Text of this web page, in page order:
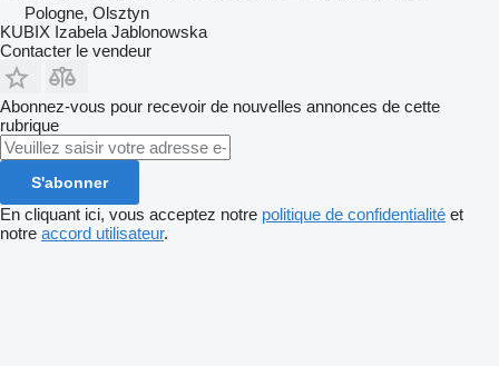
Pologne, Olsztyn
KUBIX Izabela Jablonowska
Contacter le vendeur
Abonnez-vous pour recevoir de nouvelles annonces de cette
rubrique
S'abonner
En cliquant ici, vous acceptez notre politique de confidentialité et
notre accord utilisateur.